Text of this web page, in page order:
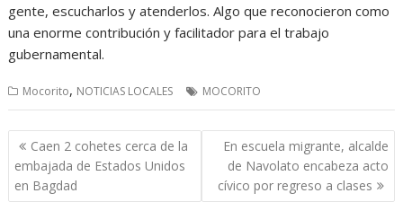
gente, escucharlos y atenderlos. Algo que reconocieron como
una enorme contribución y facilitador para el trabajo
gubernamental.
Mocorito, NOTICIAS LOCALES MOCORITO
Navegación
de
entradas
Caen 2 cohetes cerca de la
embajada de Estados Unidos
en Bagdad
En escuela migrante, alcalde
de Navolato encabeza acto
cívico por regreso a clases